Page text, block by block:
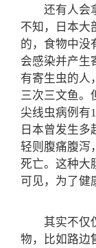
还有人会拿
不知，日本大
的，食物中没
会感染并产生
有寄生虫的人
三次三文鱼。
尖线虫病例有
日本曾发生多
轻则腹痛腹泻
死亡。这种大
可见，为了健
其实不仅仅
物，比如路边